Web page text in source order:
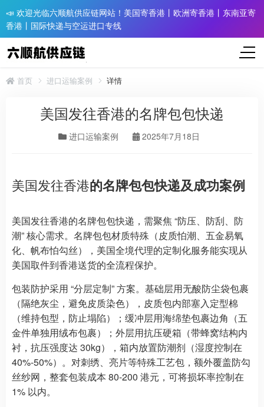
📣 欢迎光临六顺航供应链网站！美国寄香港丨欧洲寄香港丨东南亚寄
香港丨国际快递与空运进口专线
首页 进口运输案例 详情
美国发往香港的名牌包包快递
进口运输案例 2025年7月18日
美国发往香港的名牌包包快递及成功案例
美国发往香港的名牌包包快递，需聚焦 “防压、防刮、防
潮” 核心需求。名牌包包材质特殊（皮质怕潮、五金易氧
化、帆布怕勾丝），美国全境代理的定制化服务能实现从
美国取件到香港送货的全流程保护。
包装防护采用 “分层定制” 方案。基础层用无酸防尘袋包裹
（隔绝灰尘，避免皮质染色），皮质包内部塞入定型棉
（维持包型，防止塌陷）；缓冲层用海绵垫包裹边角（五
金件单独用绒布包裹）；外层用抗压硬箱（带蜂窝结构内
衬，抗压强度达 30kg），箱内放置防潮剂（湿度控制在
40%-50%）。对刺绣、亮片等特殊工艺包，额外覆盖防勾
丝纱网，整套包装成本 80-200 港元，可将损坏率控制在
1% 以内。